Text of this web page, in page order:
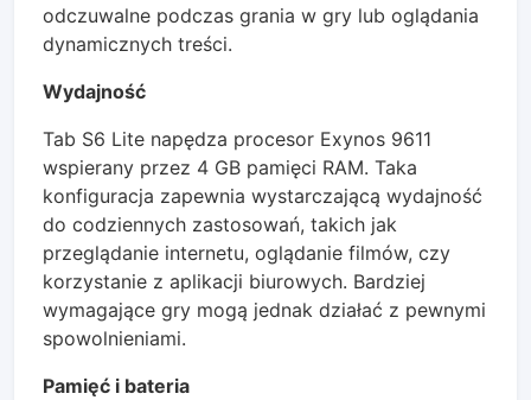
odczuwalne podczas grania w gry lub oglądania
dynamicznych treści.
Wydajność
Tab S6 Lite napędza procesor Exynos 9611
wspierany przez 4 GB pamięci RAM. Taka
konfiguracja zapewnia wystarczającą wydajność
do codziennych zastosowań, takich jak
przeglądanie internetu, oglądanie filmów, czy
korzystanie z aplikacji biurowych. Bardziej
wymagające gry mogą jednak działać z pewnymi
spowolnieniami.
Pamięć i bateria